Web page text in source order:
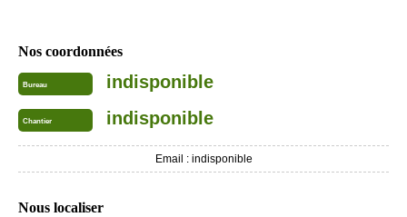
Nos coordonnées
Bureau indisponible
Chantier indisponible
Email : indisponible
Nous localiser